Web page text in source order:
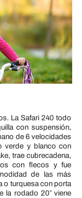
La Safari 240 todo
con suspensión,
de 6 velocidades
verde y blanco con
trae cubrecadena,
con flecos y fue
de las más
o turquesa con porta
la rodado 20″ viene